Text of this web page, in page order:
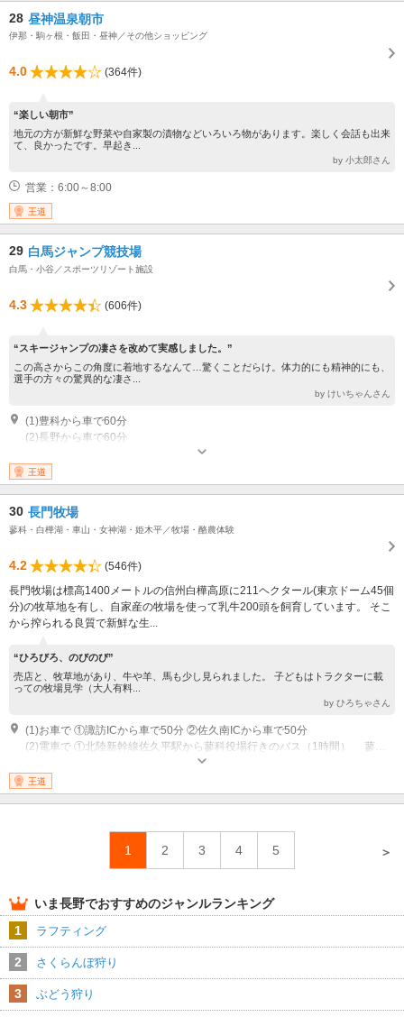
28 昼神温泉朝市
伊那・駒ヶ根・飯田・昼神／その他ショッピング
4.0 (364件)
“楽しい朝市”
地元の方が新鮮な野菜や自家製の漬物などいろいろ物があります。楽しく会話も出来
て、良かったです。早起き...
by 小太郎さん
営業：6:00～8:00
王道
29 白馬ジャンプ競技場
白馬・小谷／スポーツリゾート施設
4.3 (606件)
“スキージャンプの凄さを改めて実感しました。”
この高さからこの角度に着地するなんて…驚くことだらけ。体力的にも精神的にも、
選手の方々の驚異的な凄さ...
by けいちゃんさん
(1)豊科から車で60分
(2)長野から車で60分
営業：4月1日～11月30日：8時30分～16時30分、 12月1日～3月31日：9時
00分～15時30分 リフト運休日：4月上旬・12月上旬
王道
30 長門牧場
蓼科・白樺湖・車山・女神湖・姫木平／牧場・酪農体験
4.2
(546件)
長門牧場は標高1400メートルの信州白樺高原に211ヘクタール(東京ドーム45個
分)の牧草地を有し、自家産の牧場を使って乳牛200頭を飼育しています。 そこ
から搾られる良質で新鮮な生...
“ひろびろ、のびのび”
売店と、牧草地があり、牛や羊、馬も少し見られました。 子どもはトラクターに載
っての牧場見学（大人有料...
by ひろちゃさん
(1)お車で ①諏訪ICから車で50分 ②佐久南ICから車で50分
営業時間：売店 9:00～17:30 (3月下旬から11月末まで) レストラン 10:00
～16:30（ラストオーダー16:00）
王道
1 2 3 4 5 ＞
いま長野でおすすめのジャンルランキング
1
ラフティング
2 さくらんぼ狩り
3 ぶどう狩り